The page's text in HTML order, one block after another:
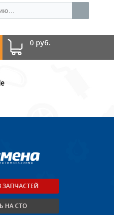
0 руб.
ЗАПЧАСТЕЙ
НА СТО